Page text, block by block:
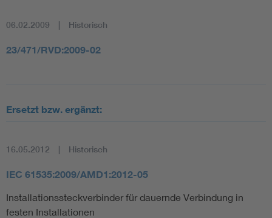
06.02.2009 Historisch
23/471/RVD:2009-02
Ersetzt bzw. ergänzt:
16.05.2012 Historisch
IEC 61535:2009/AMD1:2012-05
Installationssteckverbinder für dauernde Verbindung in
festen Installationen